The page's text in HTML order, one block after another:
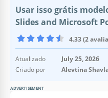
Usar isso grátis
Slides and Microsoft
4.33 (2
Atualizado
July 25, 2026
Criado por
Alevtina
ADVERTISEMENT